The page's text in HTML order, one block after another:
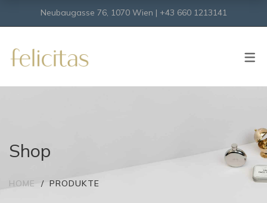
Neubaugasse 76, 1070 Wien | +43 660 1213141
Shop
HOME PRODUKTE